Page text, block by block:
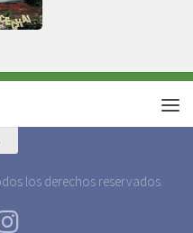
los derechos reservados.